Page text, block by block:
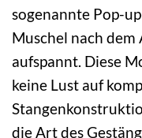
sogenannte Pop-
Muschel nach dem
aufspannt. Diese
keine Lust auf
die Art des